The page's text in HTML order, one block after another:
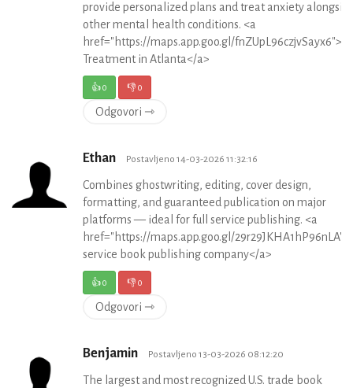
provide personalized plans and treat anxiety
other mental health conditions. <a
href="https://maps.app.goo.gl/
Treatment in Atlanta</a>
👍0 👎0
Odgovori ⇾
Ethan Postavljeno 14-03-2026 11:32:16
Combines ghostwriting, editing, cover design,
formatting, and guaranteed publication on major
platforms — ideal for full service publishing. <a
href="https://maps.app.goo.gl/
service book publishing company</a>
👍0 👎0
Odgovori ⇾
Benjamin Postavljeno 13-03-2026 08:12:20
The largest and most recognized U.S. trade book